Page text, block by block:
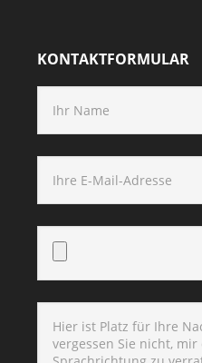
KONTAKTFORMULAR
Bitte lasse dieses Feld leer.
Bitte lasse dieses Feld leer.